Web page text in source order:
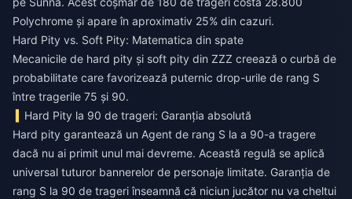
Polychrome și apare în aproximativ 25% din cazuri.
Hard Pity vs. Soft Pity: Matematica din spate
Mecanicile de hard pity și soft pity din ZZZ creează o curbă de
probabilitate care favorizează puternic drop-urile de rang S
între tragerile 75 și 90.
Hard Pity la 90 de trageri: Garanția absolută
Hard pity garantează un Agent de rang S la a 90-a tragere
dacă nu ai primit unul mai devreme. Această regulă se aplică
universal tuturor bannerelor de personaje limitate. Garanția de
rang S la 90 de trageri înseamnă că niciun jucător nu va cheltui